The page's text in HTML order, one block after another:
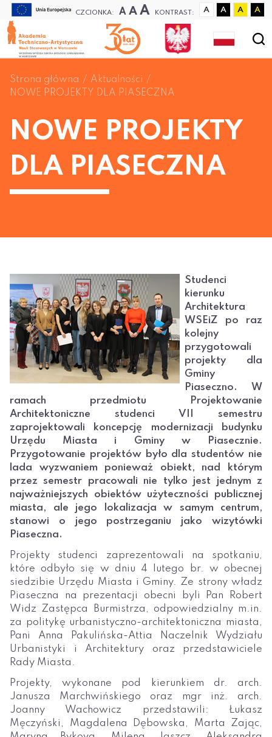
CZCIONKA: A A A KONTRAST: A A A A
Strona główna
Aktualności
NOWE PROJEKTY DLA PIASECZNA
NOWE PROJEKTY
DLA PIASECZNA
Studenci
kierunku
Architektura
WSEiZ po raz
kolejny
przygotowali
projekty dla
Gminy
Piaseczno. W
ramach przedmiotu Projektowanie
Architektoniczne studenci VII semestru
zaprojektowali koncepcję modernizacji budynku
Urzędu Miasta i Gminy w Piasecznie.
Przygotowanie projektów było dla studentów nie
lada wyzwaniem ponieważ obiekt, nad którym
przez semestr pracowali nie tylko jest jednym z
najważniejszych obiektów użyteczności publicznej
miasta, ale jego lokalizacja w samym centrum,
stanowi o jego postrzeganiu jako wizytówki
Piaseczna.
Projekty studenci zaprezentowali na spotkaniu,
które odbyło się w dniu 4 lutego br. w obecnej
siedzibie Urzędu Miasta i Gminy. Ze strony władz
Piaseczna na prezentacji obecni byli Pan Robert
Widz Zastępca Burmistrza, odpowiedzialny m.in.
za politykę urbanistyczno-architektoniczna miasta,
Pani Anna Pakulińska-Attia Naczelnik Wydziału
Urbanistyki i Architektury oraz przedstawiciele
Rady Miasta.
Projekty, wykonane pod kierunkiem dr. arch.
Janusza Marchwińskiego oraz mgr inż. arch.
Joanny Wachowicz przedstawili: Łukasz
Męczyński, Magdalena Dębowska, Marta Zając,